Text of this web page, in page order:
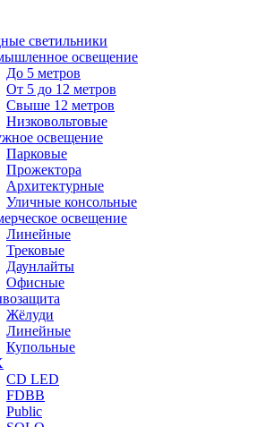
светильники
освещение
До 5 метров
От 5 до 12 метров
Свыше 12 метров
Низковольтовые
освещение
Парковые
Прожектора
Архитектурные
Уличные консольные
освещение
Линейные
Трековые
Даунлайты
Офисные
Жёлуди
Линейные
Купольные
CD LED
FDBB
Public